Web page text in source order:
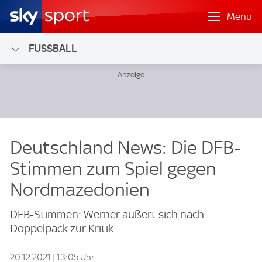
Menü
FUSSBALL
Deutschland News: Die DFB-
Stimmen zum Spiel gegen
Nordmazedonien
DFB-Stimmen: Werner äußert sich nach
Doppelpack zur Kritik
20.12.2021 | 13:05 Uhr